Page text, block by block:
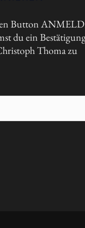
Button
du ein
Thoma zu